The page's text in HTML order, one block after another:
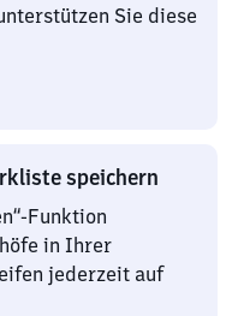
Sie diese
speichern
Funktion
in Ihrer
jederzeit auf